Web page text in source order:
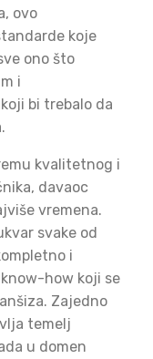
ovo
koje
ono što
i
bi trebalo da
kvalitetnog i
davaoc
vremena.
svake od
i
how koji se
Zajedno
temelj
u domen